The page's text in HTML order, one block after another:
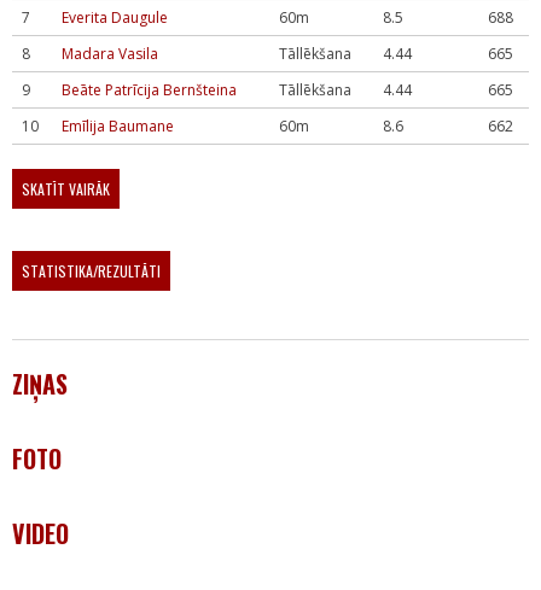
7
Everita Daugule 60m 8.5
688
8
Madara Vasila Tāllēkšana 4.44
665
9
Beāte Patrīcija Bernšteina Tāllēkšana 4.44
665
10
Emīlija Baumane 60m 8.6 662
SKATĪT VAIRĀK
STATISTIKA/REZULTĀTI
ZIŅAS
FOTO
VIDEO